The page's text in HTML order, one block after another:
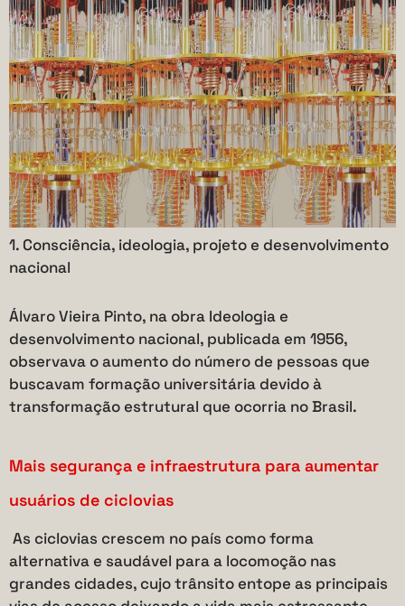
1. Consciência, ideologia, projeto e desenvolvimento
nacional
Álvaro Vieira Pinto, na obra Ideologia e
desenvolvimento nacional, publicada em 1956,
observava o aumento do número de pessoas que
buscavam formação universitária devido à
transformação estrutural que ocorria no Brasil.
Mais segurança e infraestrutura para aumentar
usuários de ciclovias
As ciclovias crescem no país como forma
alternativa e saudável para a locomoção nas
grandes cidades, cujo trânsito entope as principais